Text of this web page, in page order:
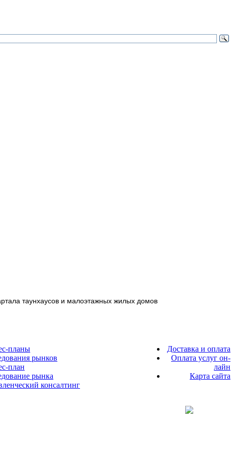
таунхаусов и малоэтажных жилых домов
планы
рынков
план
рынка
консалтинг
Доставка и оплата
Оплата услуг он-
лайн
Карта сайта